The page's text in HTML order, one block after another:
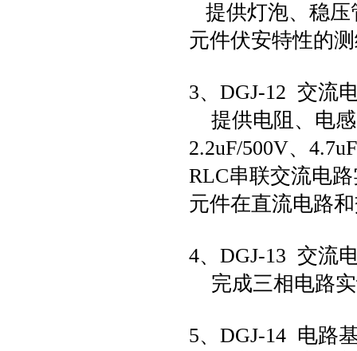
提供灯泡、稳压
元件伏安特性的
3、DGJ-12 交流
提供电阻、电感
2.2uF/500V、
RLC串联交流电
元件在直流电路
4、DGJ-13 交流
完成三相电路
5、DGJ-14 电路